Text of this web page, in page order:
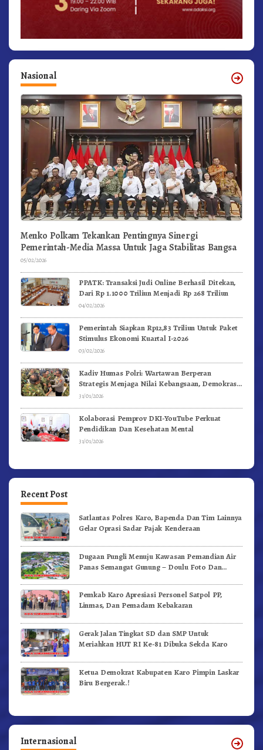
Nasional
Menko Polkam Tekankan Pentingnya Sinergi
Pemerintah-Media Massa Untuk Jaga Stabilitas Bangsa
05/02/2026
PPATK: Transaksi Judi Online Berhasil Ditekan,
Dari Rp 1.1000 Triliun Menjadi Rp 268 Triliun
04/02/2026
Pemerintah Siapkan Rp12,83 Triliun Untuk Paket
Stimulus Ekonomi Kuartal I-2026
03/02/2026
Kadiv Humas Polri: Wartawan Berperan
Strategis Menjaga Nilai Kebangsaan, Demokrasi,
dan NKRI
31/01/2026
Kolaborasi Pemprov DKI-YouTube Perkuat
Pendidikan Dan Kesehatan Mental
31/01/2026
Recent Post
Satlantas Polres Karo, Bapenda Dan Tim Lainnya
Gelar Oprasi Sadar Pajak Kenderaan
Dugaan Pungli Menuju Kawasan Pemandian Air
Panas Semangat Gunung – Doulu Foto Dan
Pemkab Karo Apresiasi Personel Satpol PP,
Linmas, Dan Pemadam Kebakaran
Gerak Jalan Tingkat SD dan SMP Untuk
Meriahkan HUT RI Ke-81 Dibuka Sekda Karo
Ketua Demokrat Kabupaten Karo Pimpin Laskar
Biru Bergerak.!
Internasional